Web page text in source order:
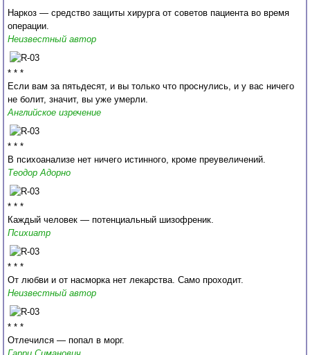
Наркоз — средство защиты хирурга от советов пациента во время
операции.
Неизвестный автор
* * *
Если вам за пятьдесят, и вы только что проснулись, и у вас ничего
не болит, значит, вы уже умерли.
Английское изречение
* * *
В психоанализе нет ничего истинного, кроме преувеличений.
Теодор Адорно
* * *
Каждый человек — потенциальный шизофреник.
Психиатр
* * *
От любви и от насморка нет лекарства. Само проходит.
Неизвестный автор
* * *
Отлечился — попал в морг.